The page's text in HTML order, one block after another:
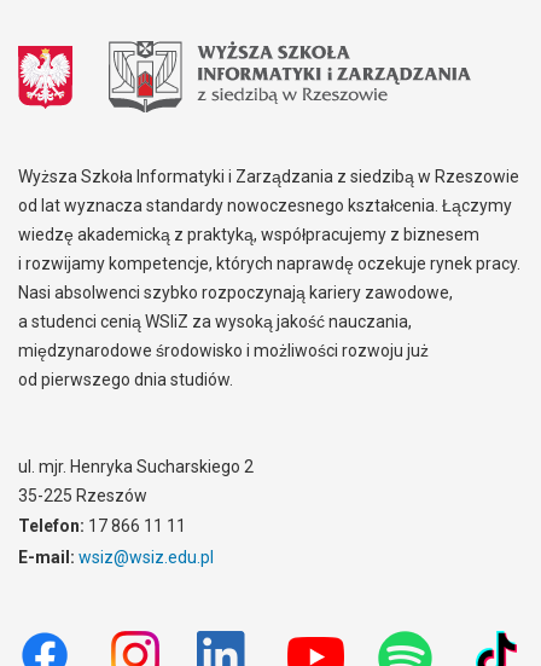
Wyższa Szkoła Informatyki i Zarządzania z siedzibą w Rzeszowie
od lat wyznacza standardy nowoczesnego kształcenia. Łączymy
wiedzę akademicką z praktyką, współpracujemy z biznesem
i rozwijamy kompetencje, których naprawdę oczekuje rynek pracy.
Nasi absolwenci szybko rozpoczynają kariery zawodowe,
a studenci cenią WSIiZ za wysoką jakość nauczania,
międzynarodowe środowisko i możliwości rozwoju już
od pierwszego dnia studiów.
ul. mjr. Henryka Sucharskiego 2
35-225 Rzeszów
Telefon: 17 866 11 11
E-mail: wsiz@wsiz.edu.pl